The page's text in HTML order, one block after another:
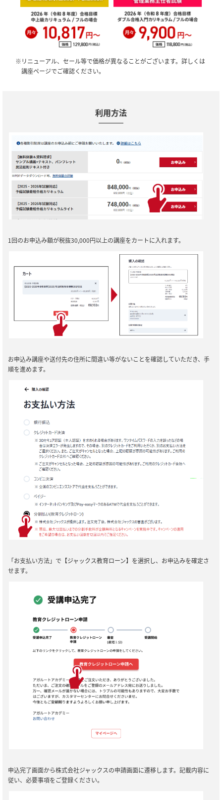
※リニューアル、セール等で価格が異なることがございます。詳しくは
講座ページでご確認ください。
利用方法
1回のお申込み額が税抜30,000円以上の講座をカートに入れます。
お申込み講座や送付先の住所に間違い等がないことを確認していただき、手
順を進めます。
「お支払い方法」で【ジャックス教育ローン】を選択し、お申込みを確定さ
せます。
申込完了画面から株式会社ジャックスの申請画面に遷移します。記載内容に
従い、必要事項をご登録ください。